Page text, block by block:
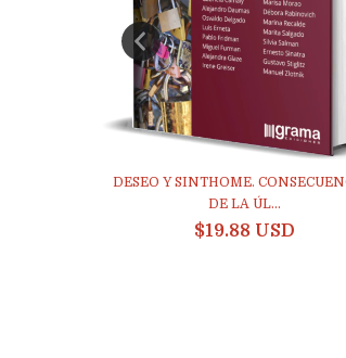
DESEO Y SINTHOME.
DE LA ÚL...
$19.88 USD